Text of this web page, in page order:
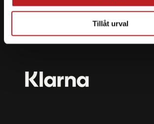
Tillåt urval
skyddade med krypteringsteknik.